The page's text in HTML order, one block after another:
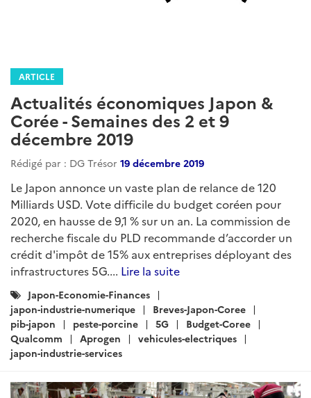
ARTICLE
Actualités économiques Japon &
Corée - Semaines des 2 et 9
décembre 2019
Rédigé par : DG Trésor 19 décembre 2019
Le Japon annonce un vaste plan de relance de 120
Milliards USD. Vote difficile du budget coréen pour
2020, en hausse de 9,1 % sur un an. La commission de
recherche fiscale du PLD recommande d’accorder un
crédit d'impôt de 15% aux entreprises déployant des
infrastructures 5G.... Lire la suite
Catégories
:
Japon-Economie-Finances
japon-industrie-numerique
Breves-Japon-Coree
pib-japon
peste-porcine 5G
Budget-Coree
Qualcomm
Aprogen
vehicules-electriques
japon-industrie-services